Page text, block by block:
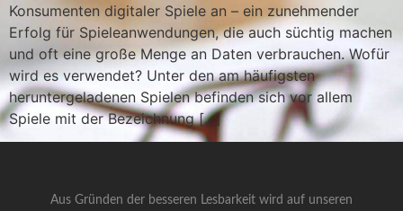
Konsumenten digitaler Spiele an – ein zunehmender
Erfolg für Spieleanwendungen, die auch süchtig machen
und oft eine große Menge an Daten verbrauchen. Wofür
wird es verwendet? Unter den am häufigsten
heruntergeladenen Spielen befinden sich vor allem
Spiele mit der Bezeichnung […]
Aus Gründen der besseren Lesbarkeit wird auf unseren